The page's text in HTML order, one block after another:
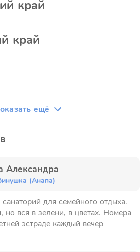
край
край
ещё
Александра
(Анапа)
для семейного отдыха.
но вся в зелени, в цветах. Номера
эстраде каждый вечер